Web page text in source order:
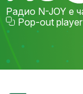
Радио N-JOY е
Pop-out player